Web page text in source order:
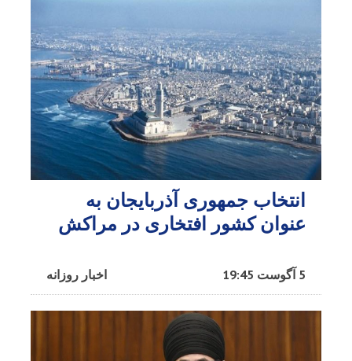
انتخاب جمهوری آذربایجان به
عنوان کشور افتخاری در مراکش​
اخبار روزانه 5 آگوست 19:45